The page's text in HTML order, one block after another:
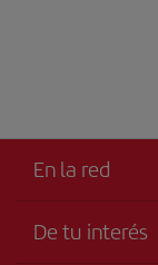
En la red
De tu interés